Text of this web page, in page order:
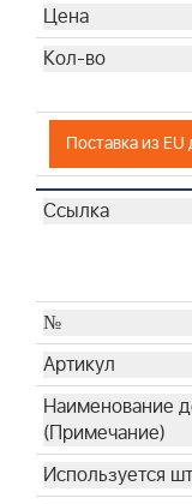
Поставка из